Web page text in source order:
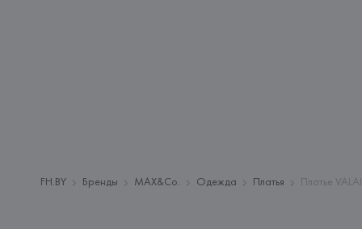
FH.BY Бренды MAX&Co. Одежда Платья Платье